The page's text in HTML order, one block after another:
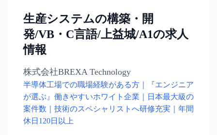
生産システムの構築・開
発/VB・C言語/上益城/A1の求人
情報
株式会社BREXA Technology
半導体工場での職場経験がある方｜『エンジニア
が選ぶ』働きやすいホワイト企業｜日本最大級の
案件数｜技術のスペシャリストへ研修充実｜年間
休日120日以上